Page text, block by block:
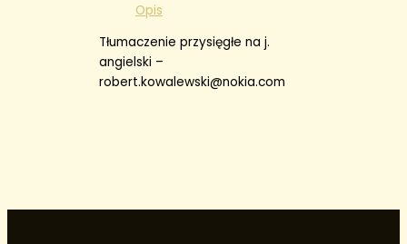
Opis
Tłumaczenie przysięgłe na j.
angielski –
robert.kowalewski@nokia.com